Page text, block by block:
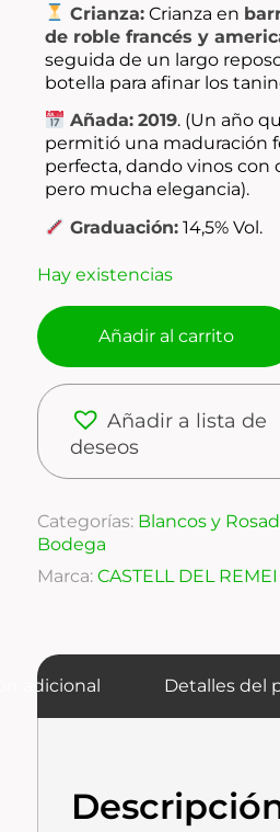
Crianza:Crianza en
de roble francés y
seguida de un largo
botella para afinar los
Añada: 2019. (Un año
permitió una maduración
perfecta, dando vinos con
pero mucha elegancia).
Graduación:14,5% Vol.
Hay existencias
Añadir al carrito
Añadir a lista de
deseos
Categorías: Blancos y
Bodega
Marca: CASTELL DEL REMEI
adicional Detalles del